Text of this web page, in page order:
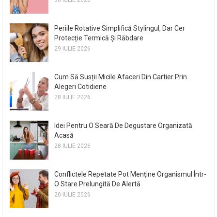
Periile Rotative Simplifică Stylingul, Dar Cer
Protecție Termică Și Răbdare
29 IULIE 2026
Cum Să Susții Micile Afaceri Din Cartier Prin
Alegeri Cotidiene
28 IULIE 2026
Idei Pentru O Seară De Degustare Organizată
Acasă
28 IULIE 2026
Conflictele Repetate Pot Menține Organismul Într-
O Stare Prelungită De Alertă
20 IULIE 2026